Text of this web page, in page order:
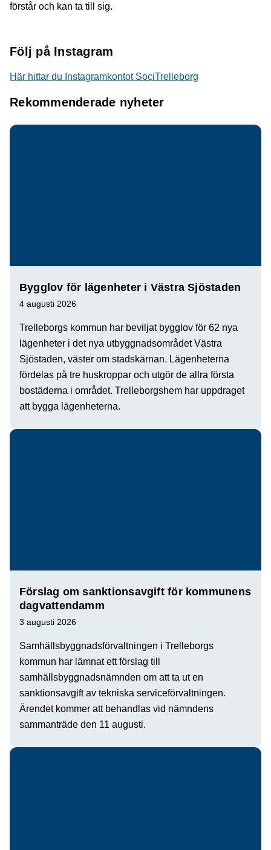
förstår och kan ta till sig.
Följ på Instagram
Här hittar du Instagramkontot SociTrelleborg
Rekommenderade nyheter
Bygglov för lägenheter i Västra Sjöstaden
4 augusti 2026
Trelleborgs kommun har beviljat bygglov för 62 nya
lägenheter i det nya utbyggnadsområdet Västra
Sjöstaden, väster om stadskärnan. Lägenheterna
fördelas på tre huskroppar och utgör de allra första
bostäderna i området. Trelleborgshem har uppdraget
att bygga lägenheterna.
Förslag om sanktionsavgift för kommunens
dagvattendamm
3 augusti 2026
Samhällsbyggnadsförvaltningen i Trelleborgs
kommun har lämnat ett förslag till
samhällsbyggnadsnämnden om att ta ut en
sanktionsavgift av tekniska serviceförvaltningen.
Ärendet kommer att behandlas vid nämndens
sammanträde den 11 augusti.